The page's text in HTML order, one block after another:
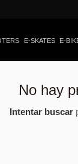
E-SKATES E-
No hay
Intentar buscar